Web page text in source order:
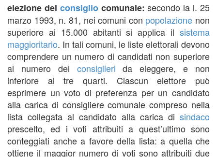
elezione del consigliocomunale:secondo la l. 25
marzo 1993, n. 81, nei comuni con popolazione non
superiore ai 15.000 abitanti si applica il sistema
maggioritario. In tali comuni, le liste elettorali devono
comprendere un numero di candidati non superiore
al numero dei consiglieri da eleggere, e non
inferiore ai tre quarti. Ciascun elettore può
esprimere un voto di preferenza per un candidato
alla carica di consigliere comunale compreso nella
lista collegata al candidato alla carica di sindaco
prescelto, ed i voti attribuiti a quest’ultimo sono
conteggiati anche a favore della lista: a quella che
ottiene il maggior numero di voti sono attribuiti due